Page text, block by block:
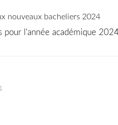
nouveaux bacheliers 2024
pour l'année académique